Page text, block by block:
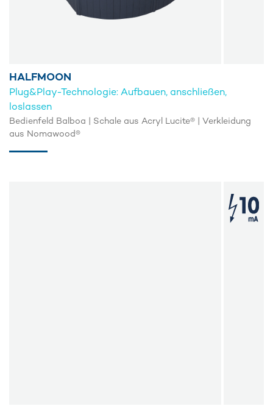
HALFMOON
Plug&Play-Technologie: Aufbauen, anschließen,
loslassen
Bedienfeld Balboa | Schale aus Acryl Lucite® | Verkleidung
aus Nomawood®